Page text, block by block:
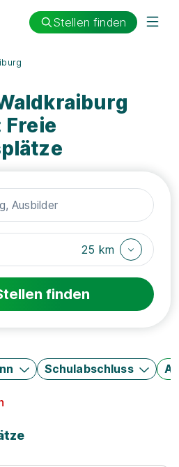
Stellen finden
Freie
25 km
finden
Schulabschluss